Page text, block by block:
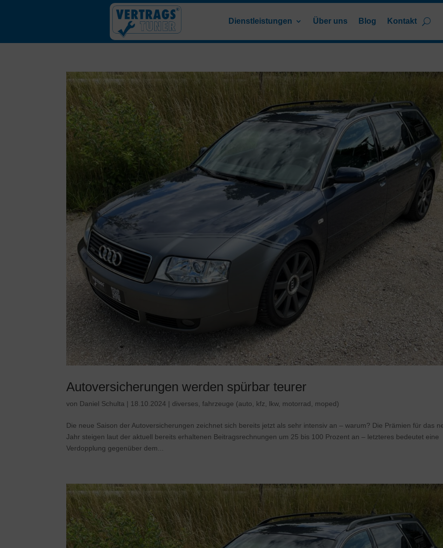
Dienstleistungen Über uns Blog Kontakt
Autoversicherungen werden spürbar teurer
von Daniel Schulta | 18.10.2024 | diverses ,fahrzeuge (auto, kfz, lkw, motorrad, moped)
Die neue Saison der Autoversicherungen zeichnet sich bereits jetzt als sehr intensiv an – warum? Die Prämien für das
Jahr steigen laut der aktuell bereits erhaltenen Beitragsrechnungen um 25 bis 100 Prozent an – letzteres bedeutet eine
Verdopplung gegenüber dem...